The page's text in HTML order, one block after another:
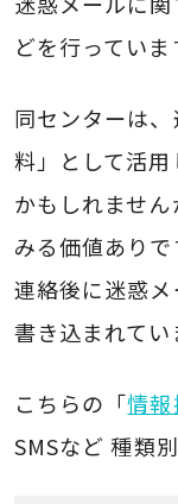
どを行っていま
同センターは
料」として活
かもしれませ
みる価値あり
連絡後に迷惑
書き込まれてい
こちらの「情
SMSなど 種類